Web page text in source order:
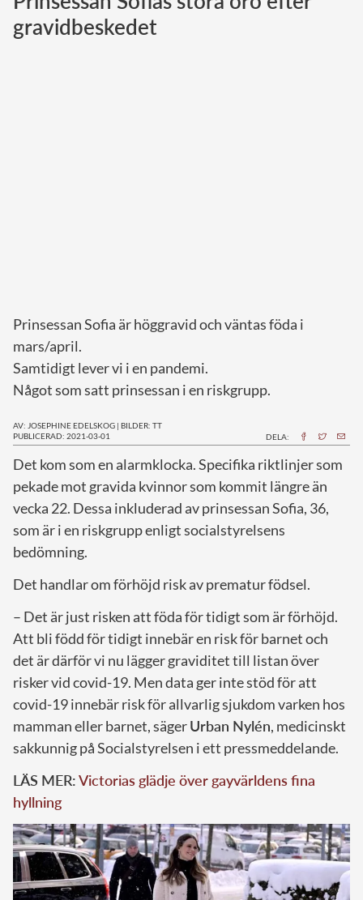
Norska kungahuset
gravidbeskedet
Prinsessan Sofia är höggravid och väntas föda i
mars/april.
Samtidigt lever vi i en pandemi.
Något som satt prinsessan i en riskgrupp.
AV: JOSEPHINE EDELSKOG | BILDER: TT
PUBLICERAD: 2021-03-01
DELA:
Det kom som en alarmklocka. Specifika riktlinjer som
pekade mot gravida kvinnor som kommit längre än
vecka 22. Dessa inkluderad av prinsessan Sofia, 36,
som är i en riskgrupp enligt socialstyrelsens
bedömning.
Det handlar om förhöjd risk av prematur födsel.
– Det är just risken att föda för tidigt som är förhöjd.
Att bli född för tidigt innebär en risk för barnet och
det är därför vi nu lägger graviditet till listan över
risker vid covid-19. Men data ger inte stöd för att
covid-19 innebär risk för allvarlig sjukdom varken hos
mamman eller barnet, sägerUrban Nylén, medicinskt
sakkunnig på Socialstyrelsen i ett pressmeddelande.
LÄS MER:Victorias glädje över gayvärldens fina
hyllning